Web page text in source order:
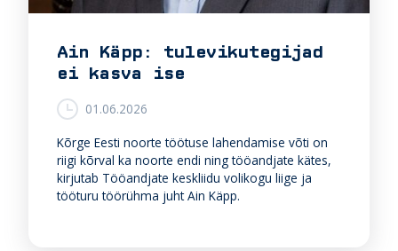
Ain Käpp: tulevikutegijad
ei kasva ise
01.06.2026
Kõrge Eesti noorte töötuse lahendamise võti on
riigi kõrval ka noorte endi ning tööandjate kätes,
kirjutab Tööandjate keskliidu volikogu liige ja
tööturu töörühma juht Ain Käpp.